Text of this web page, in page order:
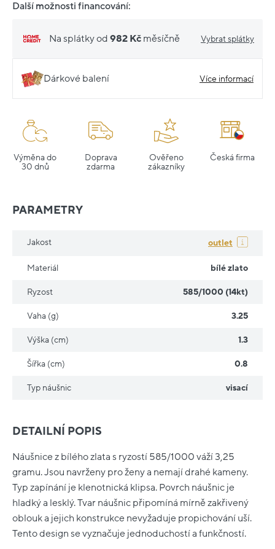
Další možnosti financování:
Na splátky od 982 Kč měsíčně Vybrat splátky
Dárkové balení Více informací
Výměna do
30 dnů
Doprava
zdarma
Ověřeno
zákazníky
Česká firma
DETAILNÍ POPIS
Náušnice z bílého zlata s ryzostí 585/1000 váží 3,25
gramu. Jsou navrženy pro ženy a nemají drahé kameny.
Typ zapínání je klenotnická klipsa. Povrch náušnic je
hladký a lesklý. Tvar náušnic připomíná mírně zakřivený
oblouk a jejich konstrukce nevyžaduje propichování uší.
Tento design se vyznačuje jednoduchostí a funkčností.
PARAMETRY
Jakost outlet
Materiál bílé zlato
Ryzost 585/1000 (14kt)
Vaha (g) 3.25
Výška (cm) 1.3
Šířka (cm) 0.8
Typ náušnic visací